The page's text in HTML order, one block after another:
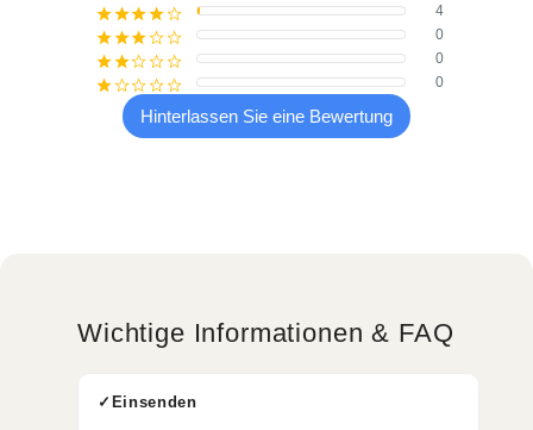
¡¡¡¡¢ 4
¡¡¡¢¢ 0
¡¡¢¢¢ 0
¡¢¢¢¢ 0
Hinterlassen Sie eine Bewertung
Wichtige Informationen & FAQ
Einsenden